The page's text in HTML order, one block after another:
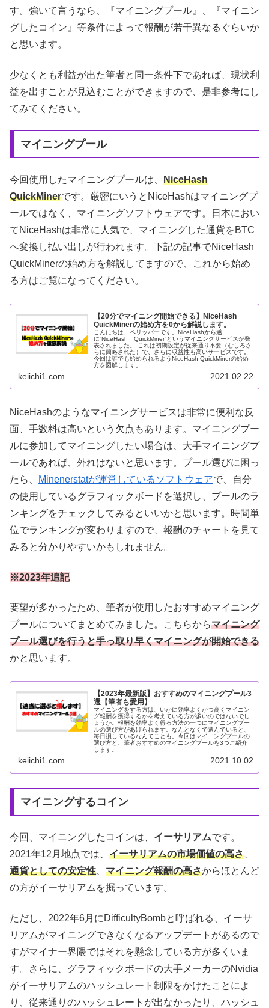
す。強いて言うなら、『マイニングプール』、『マイニン
グしたコイン』等条件によって報酬が若干異なるぐらいか
と思います。
少なくとも利益が出た筆者と同一条件下であれば、現状利
益を出すことが見込むことができますので、是非参考にし
てみてください。
マイニングプール
今回使用したマイニングプールは、 NiceHash
QuickMinerです。厳密にいうとNiceHashはマイニングプ
ールではなく、マイニングソフトウェアです。日本におい
てNiceHashは非常に人気で、マイニングした通貨をBTC
へ変換し払い出しが行われます。下記の記事でNiceHash
QuickMinerの始め方を解説してますので、これから始め
る方はご覧になってください。
【20分でマイニング開始できる】NiceHash
QuickMinerの始め方を0から解説します。
こんにちは、ペリッパーです。NiceHashから遂
に”NiceHash QuickMiner”というマイニングサービスが発
表されました。 これは初期設定が従来通り不要（むしろさ
らに簡略された）で、さらに収益性も高いサービスです。
今回は誰でも始められるようNiceHash QuickMinerの始め
方を図解します。
keiichi1.com 2021.02.22
NiceHashのようなマイニングサービスは非常に便利な反
面、手数料は高いという欠点もあります。マイニングプー
ルに参加してマイニングしたい場合は、大手マイニングプ
ールであれば、外れはないと思います。プール選びに困っ
たら、
Minenerstatが運営しているソフトウェアで、自分
の使用しているグラフィックボードを選択し、プールのラ
ンキングをチェックしてみるといいかと思います。時間単
位でランキングが変わりますので、報酬のチャートを見て
みると分かりやすいかもしれません。
※2023年追記
要望が多かったため、筆者が使用したおすすめマイニング
プールについてまとめてみました。こちらからマイニング
プール選びを行うと手っ取り早くマイニングが開始できる
かと思います。
【2023年最新版】おすすめのマイニングプール3
選【筆者も愛用】
マイニングをする方は、いかに効率よくかつ高くマイニン
グ報酬を獲得するかを考えている方が多いのではないでし
ょうか。報酬を効率よく得る方法の一つにマイニングプー
ルの選び方があげられます。なんとなくで選んでいると、
毎日損しているなんてことも。今回はマイニングプールの
選び方と、筆者おすすめのマイニングプールを3つご紹介
します。
keiichi1.com 2021.10.02
マイニングするコイン
今回、マイニングしたコインは、 イーサリアムです。
2021年12月地点では、 イーサリアムの市場価値の高さ
通貨としての安定性
マイニング報酬の高さからほとんど
の方がイーサリアムを掘っています。
ただし、2022年6月にDifficultyBombと呼ばれる、イーサ
リアムがマイニングできなくなるアップデートがあるので
すがマイナー界隈ではそれを懸念している方が多くいま
す。さらに、グラフィックボードの大手メーカーのNvidia
がイーサリアムのハッシュレート制限をかけたことによ
り、従来通りのハッシュレートが出なかったり、ハッシュ